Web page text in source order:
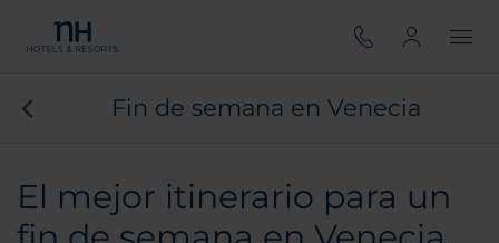
Fin de semana en Venecia
El mejor itinerario para un